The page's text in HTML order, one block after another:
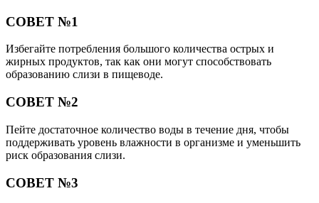
СОВЕТ №1
Избегайте потребления большого количества острых и
жирных продуктов, так как они могут способствовать
образованию слизи в пищеводе.
СОВЕТ №2
Пейте достаточное количество воды в течение дня, чтобы
поддерживать уровень влажности в организме и уменьшить
риск образования слизи.
СОВЕТ №3